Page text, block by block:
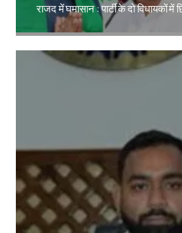
राजद में घमासान : पार्टी के दो विधायकों
Amit Lekh